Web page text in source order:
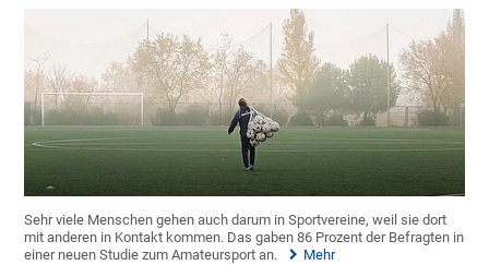
Sehr viele Menschen gehen auch darum in Sportvereine, weil sie dort
mit anderen in Kontakt kommen. Das gaben 86 Prozent der Befragten in
einer neuen Studie zum Amateursport an.
Mehr